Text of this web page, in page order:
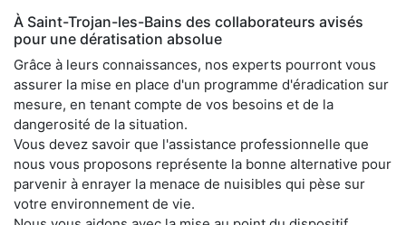
À Saint-Trojan-les-Bains des collaborateurs avisés
pour une dératisation absolue
Grâce à leurs connaissances, nos experts pourront vous
assurer la mise en place d'un programme d'éradication sur
mesure, en tenant compte de vos besoins et de la
dangerosité de la situation.
Vous devez savoir que l'assistance professionnelle que
nous vous proposons représente la bonne alternative pour
parvenir à enrayer la menace de nuisibles qui pèse sur
votre environnement de vie.